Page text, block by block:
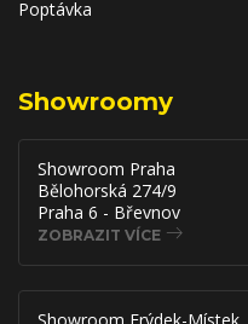
Poptávka
Showroomy
Showroom Praha
Bělohorská 274/9
Praha 6 - Břevnov
ZOBRAZIT VÍCE